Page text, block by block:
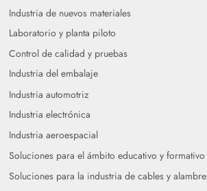
Industria de nuevos materiales
Laboratorio y planta piloto
Control de calidad y pruebas
Industria del embalaje
Industria automotriz
Industria electrónica
Industria aeroespacial
Soluciones para el ámbito educativo y formativo
Soluciones para la industria de cables y